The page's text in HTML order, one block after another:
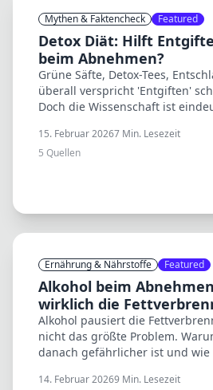
Mythen & Faktencheck Featured
Detox Diät: Hilft
beim Abnehmen?
Grüne Säfte, Detox-Tees,
überall verspricht 'Entgiften'
Doch die Wissenschaft ist
15. Februar 20267 Min. Lesezeit
5 Quellen
Ernährung & Nährstoffe Featured
Alkohol beim
wirklich die
Alkohol pausiert die
nicht das größte Problem.
danach gefährlicher ist und
14. Februar 20269 Min. Lesezeit